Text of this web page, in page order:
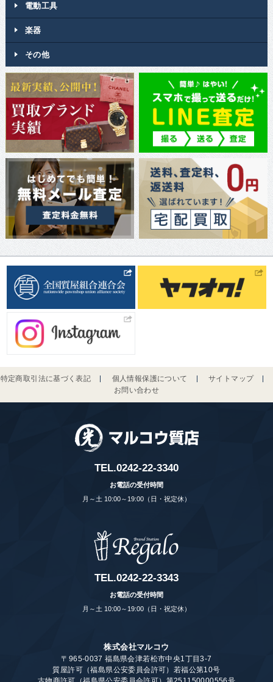
電動工具
楽器
その他
特定商取引法に基づく表記 個人情報保護について
サイトマップ
お問い合わせ
TEL.0242-22-3340
お電話の受付時間
月～土 10:00～19:00（日・祝定休）
TEL.0242-22-3343
お電話の受付時間
月～土 10:00～19:00（日・祝定休）
株式会社マルコウ
〒965-0037 福島県会津若松市中央1丁目3-7
質屋許可（福島県公安委員会許可）若福公第10号
古物商許可（福島県公安委員会許可）第251150000556号